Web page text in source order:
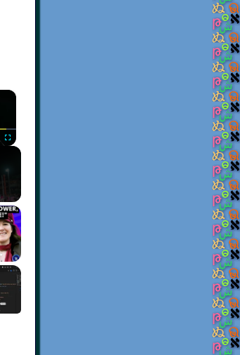
×
Fullscreen